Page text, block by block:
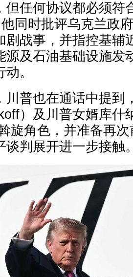
但任何协议都必须符
同时批评乌克兰政
剧战事，并指控基辅
源及石油基础设施发
。
川普也在通话中提到
）及川普女婿库什
旋角色，并准备再
谈判展开进一步接触